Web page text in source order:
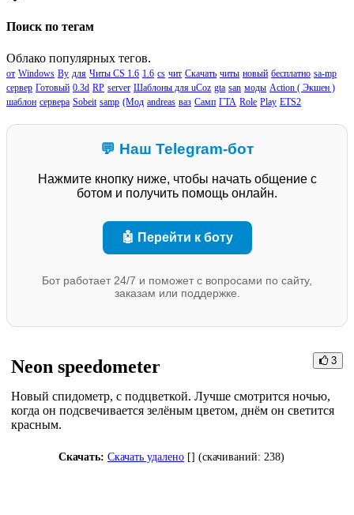
Поиск по тегам
Облако популярных тегов.
от Windows By для Читы CS 1.6 1.6 cs чит Скачать читы новый бесплатно sa-mp
сервер Готовый 0.3d RP server Шаблоны для uCoz gta san моды Action ( Экшен )
шаблон сервера Sobeit samp (Мод andreas ваз Самп ГТА Role Play ETS2
💬 Наш Telegram-бот
Нажмите кнопку ниже, чтобы начать общение с
ботом и получить помощь онлайн.
🤖 Перейти к боту
Бот работает 24/7 и поможет с вопросами по сайту,
заказам или поддержке.
3
Neon speedometer
Новый спидометр, с подцветкой. Лучше смотрится ночью,
когда он подсвечивается зелёным цветом, днём он светится
красным.
Скачать: Скачать удалено [] (cкачиваний: 238)